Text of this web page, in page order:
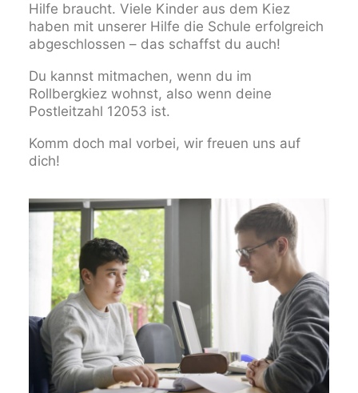
Hilfe braucht. Viele Kinder aus dem Kiez
haben mit unserer Hilfe die Schule erfolgreich
abgeschlossen – das schaffst du auch!
Du kannst mitmachen, wenn du im
Rollbergkiez wohnst, also wenn deine
Postleitzahl 12053 ist.
Komm doch mal vorbei, wir freuen uns auf
dich!